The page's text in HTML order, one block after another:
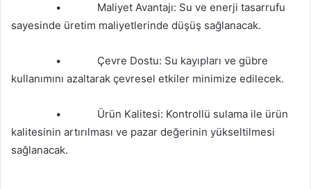
• Maliyet Avantajı: Su ve enerji tasarrufu
sayesinde üretim maliyetlerinde düşüş sağlanacak.
• Çevre Dostu: Su kayıpları ve gübre
kullanımını azaltarak çevresel etkiler minimize edilecek.
• Ürün Kalitesi: Kontrollü sulama ile ürün
kalitesinin artırılması ve pazar değerinin yükseltilmesi
sağlanacak.